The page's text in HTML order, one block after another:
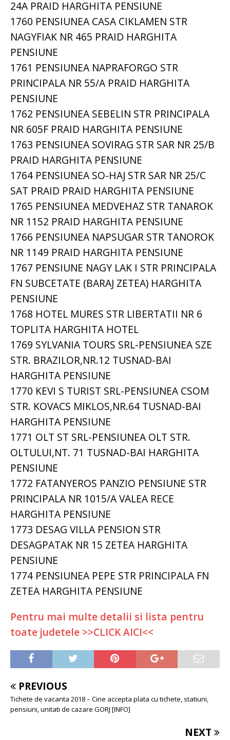
24A PRAID HARGHITA PENSIUNE
1760 PENSIUNEA CASA CIKLAMEN STR
NAGYFIAK NR 465 PRAID HARGHITA
PENSIUNE
1761 PENSIUNEA NAPRAFORGO STR
PRINCIPALA NR 55/A PRAID HARGHITA
PENSIUNE
1762 PENSIUNEA SEBELIN STR PRINCIPALA
NR 605F PRAID HARGHITA PENSIUNE
1763 PENSIUNEA SOVIRAG STR SAR NR 25/B
PRAID HARGHITA PENSIUNE
1764 PENSIUNEA SO-HAJ STR SAR NR 25/C
SAT PRAID PRAID HARGHITA PENSIUNE
1765 PENSIUNEA MEDVEHAZ STR TANAROK
NR 1152 PRAID HARGHITA PENSIUNE
1766 PENSIUNEA NAPSUGAR STR TANOROK
NR 1149 PRAID HARGHITA PENSIUNE
1767 PENSIUNE NAGY LAK I STR PRINCIPALA
FN SUBCETATE (BARAJ ZETEA) HARGHITA
PENSIUNE
1768 HOTEL MURES STR LIBERTATII NR 6
TOPLITA HARGHITA HOTEL
1769 SYLVANIA TOURS SRL-PENSIUNEA SZE
STR. BRAZILOR,NR.12 TUSNAD-BAI
HARGHITA PENSIUNE
1770 KEVI S TURIST SRL-PENSIUNEA CSOM
STR. KOVACS MIKLOS,NR.64 TUSNAD-BAI
HARGHITA PENSIUNE
1771 OLT ST SRL-PENSIUNEA OLT STR.
OLTULUI,NT. 71 TUSNAD-BAI HARGHITA
PENSIUNE
1772 FATANYEROS PANZIO PENSIUNE STR
PRINCIPALA NR 1015/A VALEA RECE
HARGHITA PENSIUNE
1773 DESAG VILLA PENSION STR
DESAGPATAK NR 15 ZETEA HARGHITA
PENSIUNE
1774 PENSIUNEA PEPE STR PRINCIPALA FN
ZETEA HARGHITA PENSIUNE
Pentru mai multe detalii si lista pentru
toate judetele >>CLICK AICI<<
PREVIOUS
Tichete de vacanta 2018 – Cine accepta plata cu tichete, statiuni,
pensiuni, unitati de cazare GORJ [INFO]
NEXT